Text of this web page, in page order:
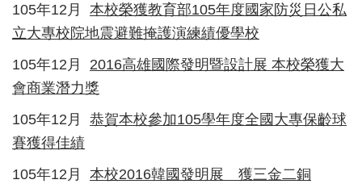
105年12月 本校榮獲教育部105年度國家防災日公私
立大專校院地震避難掩護演練績優學校
105年12月 2016高雄國際發明暨設計展 本校榮獲大
會商業潛力獎
105年12月 恭賀本校參加105學年度全國大專保齡球
賽獲得佳績
105年12月 本校2016韓國發明展 獲三金二銅